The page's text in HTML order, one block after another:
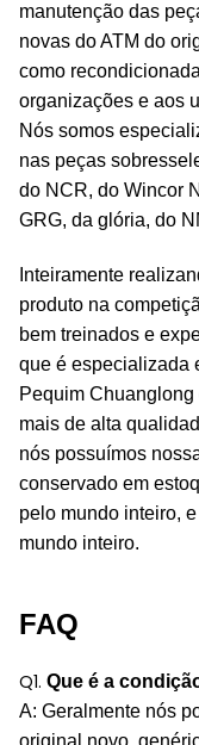
manutenção das
novas do ATM do
como
organizações e aos
Nós somos
nas peças
do NCR, do Wincor
GRG, da glória, do
Inteiramente
produto na
bem treinados e
que é especializada
Pequim
mais de alta
nós possuímos
conservado em
pelo mundo inteiro,
mundo inteiro.
FAQ
Q1. Que é a
A: Geralmente nós
original novo,